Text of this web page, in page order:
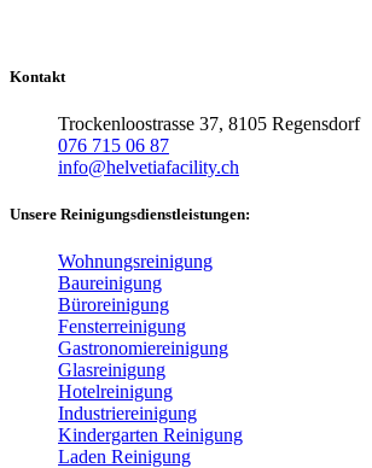
Kontakt
Trockenloostrasse 37, 8105 Regensdorf
076 715 06 87
info@helvetiafacility.ch
Unsere Reinigungsdienstleistungen:
Wohnungsreinigung
Baureinigung
Büroreinigung
Fensterreinigung
Gastronomiereinigung
Glasreinigung
Hotelreinigung
Industriereinigung
Kindergarten Reinigung
Laden Reinigung